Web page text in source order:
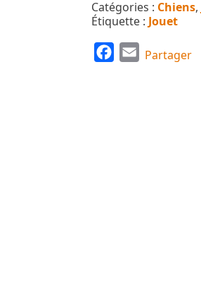
Catégories : Chiens,
Étiquette : Jouet
EPartager